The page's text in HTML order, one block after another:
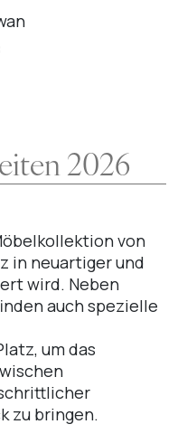
2026
von
in neuartiger und
wird. Neben
auch spezielle
um das
zu bringen.